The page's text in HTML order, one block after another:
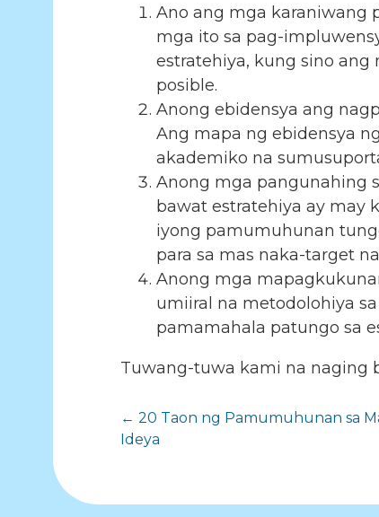
Ano ang mga karaniwang
mga ito sa pag-
estratehiya, kung sino
posible.
Anong ebidensya ang
Ang mapa ng ebidensya
akademiko na
Anong mga pangunahing
bawat estratehiya ay may
iyong pamumuhunan
para sa mas naka-target
Anong mga
umiiral na metodolohiya
pamamahala patungo sa
Tuwang-tuwa kami na naging
Pag-
← 20 Taon ng Pamumuhunan sa
Ideya